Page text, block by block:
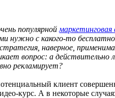
популярной
нужно с какого-то
наверное,
вопрос: а
рекламирует?
клиент
курс. А в некоторые